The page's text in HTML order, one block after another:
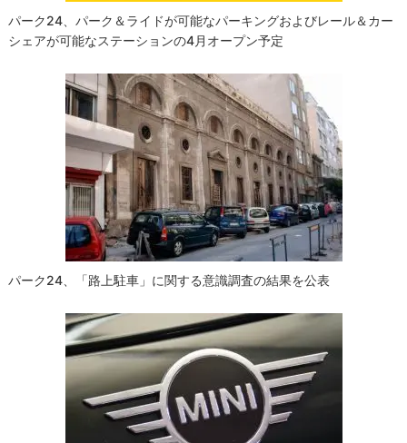
パーク24、パーク＆ライドが可能なパーキングおよびレール＆カー
シェアが可能なステーションの4月オープン予定
パーク24、「路上駐車」に関する意識調査の結果を公表